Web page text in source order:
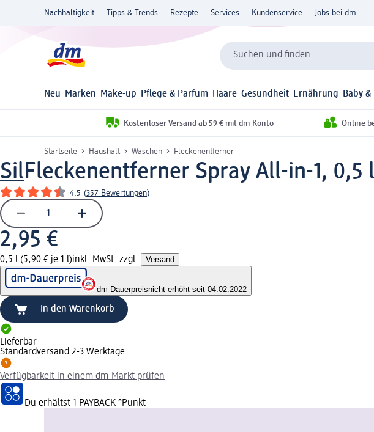
Nachhaltigkeit Tipps & Trends Rezepte Services Kundenservice Jobs bei dm
Suchen und finden
Neu Marken Make-up Pflege & Parfum Haare Gesundheit Ernährung Baby &
Kostenloser Versand ab 59 € mit dm-Konto Online
Startseite Haushalt Waschen Fleckenentferner
SilFleckenentferner Spray All-in-1, 0,5 l
4.5 (357 Bewertungen)
2,95 €
0,5 l (5,90 € je 1 l)inkl. MwSt. zzgl. Versand
dm-Dauerpreisnicht erhöht seit 04.02.2022
In den Warenkorb
Lieferbar
Standardversand 2-3 Werktage
Verfügbarkeit in einem dm-Markt prüfen
Du erhältst 1 PAYBACK °Punkt